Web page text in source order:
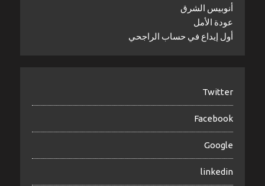
أنوبيس الشرق
عودة الأمل
أول إيداع في حساب الراجحي
Twitter
Facebook
Google
linkedin